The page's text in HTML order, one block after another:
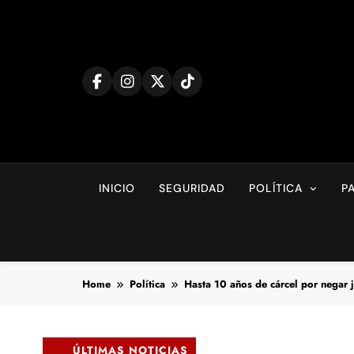
INICIO SEGURIDAD POLÍTICA
Home Política Hasta 10 años de cárcel por
ÚLTIMAS NOTICIAS